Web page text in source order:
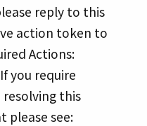
reply to this
action token to
Actions:
you require
this
please see: